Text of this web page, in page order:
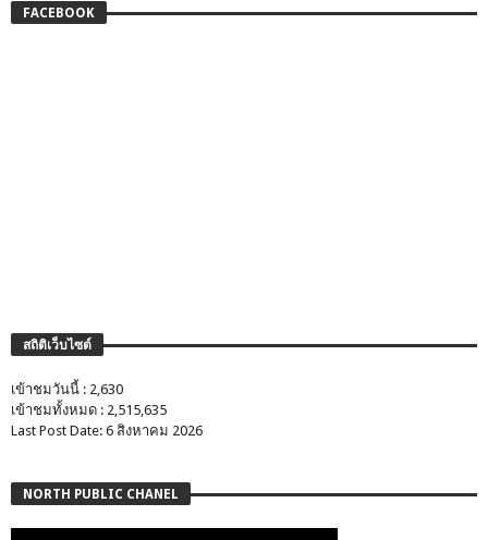
FACEBOOK
สถิติเว็บไซต์
เข้าชมวันนี้ : 2,630
เข้าชมทั้งหมด : 2,515,635
Last Post Date: 6 สิงหาคม 2026
NORTH PUBLIC CHANEL